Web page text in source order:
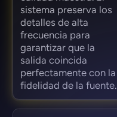
sistema preserva los
detalles de alta
frecuencia para
garantizar que la
salida coincida
perfectamente con la
fidelidad de la fuente.